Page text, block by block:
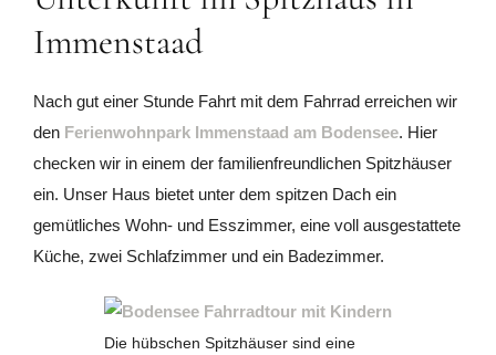
Immenstaad
Nach gut einer Stunde Fahrt mit dem Fahrrad erreichen wir
den Ferienwohnpark Immenstaad am Bodensee. Hier
checken wir in einem der familienfreundlichen Spitzhäuser
ein. Unser Haus bietet unter dem spitzen Dach ein
gemütliches Wohn- und Esszimmer, eine voll ausgestattete
Küche, zwei Schlafzimmer und ein Badezimmer.
Die hübschen Spitzhäuser sind eine